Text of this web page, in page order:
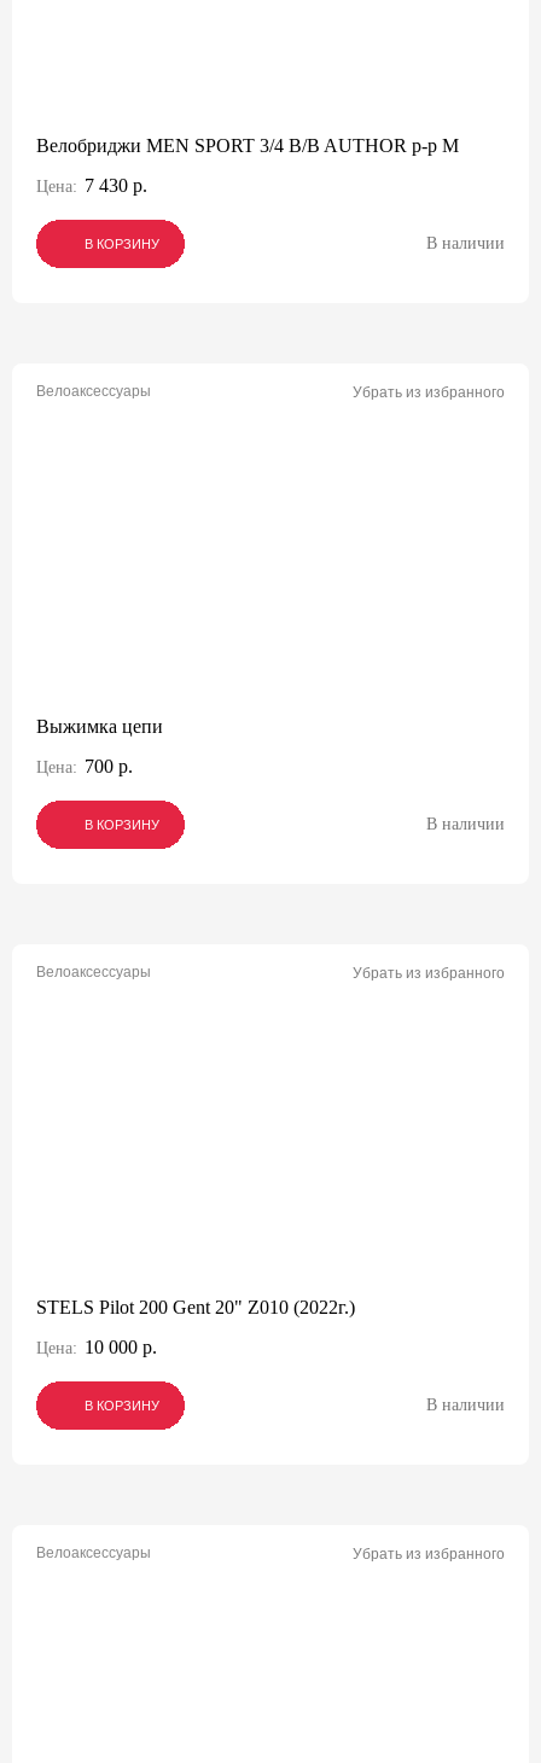
Велобриджи MEN SPORT 3/4 B/B AUTHOR р-р M
Цена: 7 430 р.
В КОРЗИНУ
В КОРЗИНУ
В КОРЗИНУ В наличии
Велоаксессуары Убрать из избранного
Выжимка цепи
Цена: 700 р.
В КОРЗИНУ
В КОРЗИНУ
В КОРЗИНУ В наличии
Велоаксессуары Убрать из избранного
STELS Pilot 200 Gent 20" Z010 (2022г.)
Цена: 10 000 р.
В КОРЗИНУ
В КОРЗИНУ
В КОРЗИНУ В наличии
Велоаксессуары Убрать из избранного